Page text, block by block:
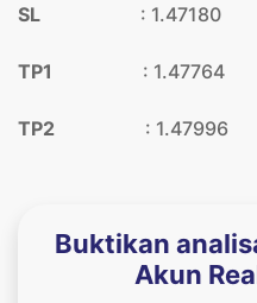
SL : 1.47180
TP1 : 1.47764
TP2 : 1.47996
Buktikan
Akun